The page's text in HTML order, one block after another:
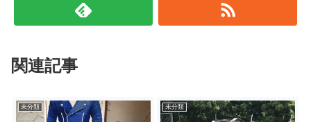
関連記事
未分類 未分類